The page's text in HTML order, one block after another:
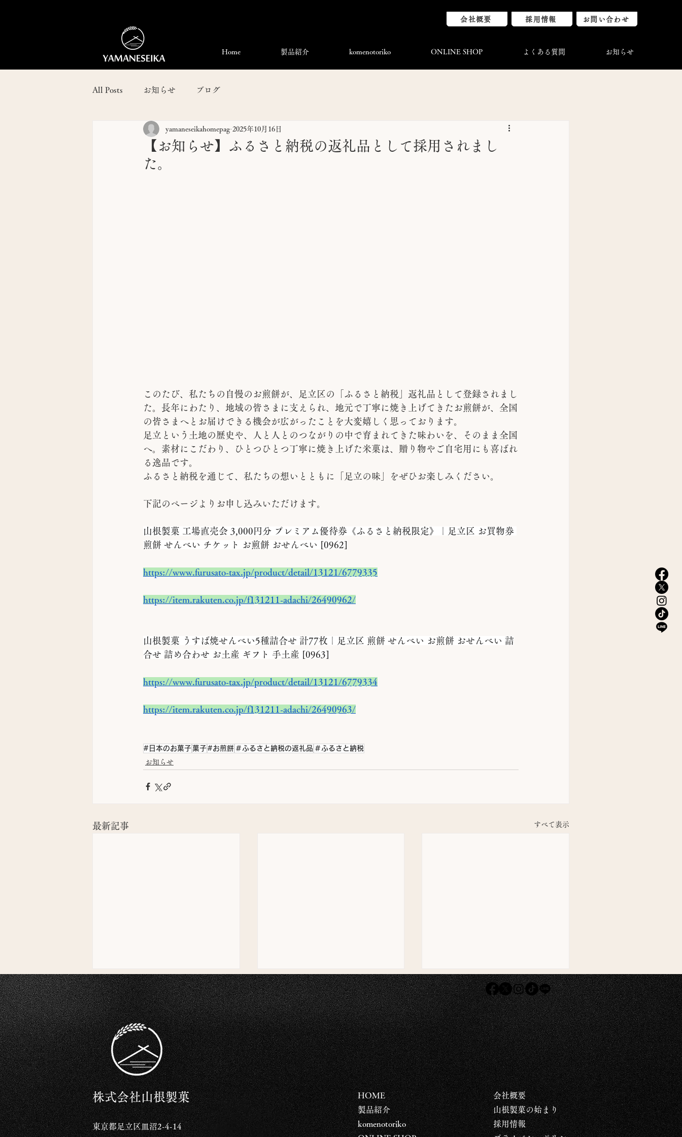
会社概要 採用情報 お問い合わせ
Home 製品紹介 komenotoriko ONLINE SHOP よくある質問 お知らせ
All Posts お知らせ ブログ
【お知らせ】ふるさと納税の返礼品として採用されまし
た。
yamaneseikahomepag 2025年10月16日
このたび、私たちの自慢のお煎餅が、足立区の「ふるさと納税」返礼品として登録されまし
た。長年にわたり、地域の皆さまに支えられ、地元で丁寧に焼き上げてきたお煎餅が、全国
の皆さまへとお届けできる機会が広がったことを大変嬉しく思っております。
足立という土地の歴史や、人と人とのつながりの中で育まれてきた味わいを、そのまま全国
へ。素材にこだわり、ひとつひとつ丁寧に焼き上げた米菓は、贈り物やご自宅用にも喜ばれ
る逸品です。
ふるさと納税を通じて、私たちの想いとともに「足立の味」をぜひお楽しみください。
下記のページよりお申し込みいただけます。
山根製菓 工場直売会 3,000円分 プレミアム優待券《ふるさと納税限定》｜足立区 お買物券
煎餅 せんべい チケット お煎餅 おせんべい [0962]
https://www.furusato-tax.jp/product/detail/13121/6779335
https://item.rakuten.co.jp/f131211-adachi/26490962/
山根製菓 うすば焼せんべい5種詰合せ 計77枚｜足立区 煎餅 せんべい お煎餅 おせんべい 詰
合せ 詰め合わせ お土産 ギフト 手土産 [0963]
https://www.furusato-tax.jp/product/detail/13121/6779334
https://item.rakuten.co.jp/f131211-adachi/26490963/
#日本のお菓子 菓子#お煎餅 ＃ふるさと納税の返礼品 ＃ふるさと納税
お知らせ
最新記事 すべて表示
今年最後の工場直売会（当た
り前のことですが。） 12
月27日（土）、28日（日）
10:00〜12:00
国産米が紡ぐ、感動的な軽
さ。
― ライスチップス シリーズ
誕生―
株式会社タジマヤ様のインタ
ビュー記事です。
株式会社山根製菓
東京都足立区皿沼2-4-14
HOME
​​製品紹介
komenotoriko
会社概要
​山根製菓の始まり
採用情報